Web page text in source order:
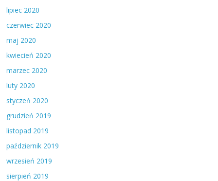
lipiec 2020
czerwiec 2020
maj 2020
kwiecień 2020
marzec 2020
luty 2020
styczeń 2020
grudzień 2019
listopad 2019
październik 2019
wrzesień 2019
sierpień 2019